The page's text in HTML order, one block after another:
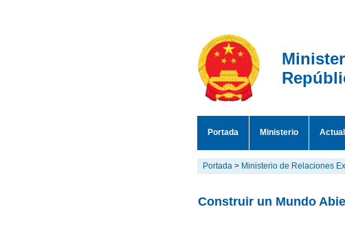
Portada Ministerio
Portada > Ministerio de Relaciones
​Construir un Mundo